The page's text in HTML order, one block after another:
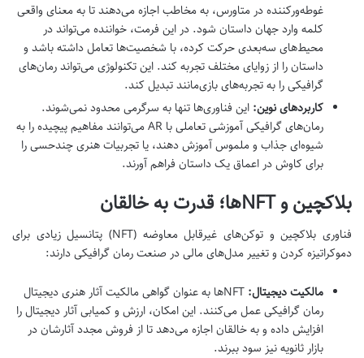
غوطه‌ورکننده در متاورس، به مخاطب اجازه می‌دهند تا به معنای واقعی
کلمه وارد جهان داستان شود. در این فرمت، خواننده می‌تواند در
محیط‌های سه‌بعدی حرکت کرده، با شخصیت‌ها تعامل داشته باشد و
داستان را از زوایای مختلف تجربه کند. این تکنولوژی می‌تواند رمان‌های
گرافیکی را به تجربه‌های بازی‌مانند تبدیل کند.
کاربردهای نوین: این فناوری‌ها تنها به سرگرمی محدود نمی‌شوند.
رمان‌های گرافیکی آموزشی تعاملی با AR می‌توانند مفاهیم پیچیده را به
شیوه‌ای جذاب و ملموس آموزش دهند، یا تجربیات هنری چندحسی را
برای کاوش در اعماق یک داستان فراهم آورند.
بلاکچین و NFTها؛ قدرت به خالقان
فناوری بلاکچین و توکن‌های غیرقابل معاوضه (NFT) پتانسیل زیادی برای
دموکراتیزه کردن و تغییر مدل‌های مالی در صنعت رمان گرافیکی دارند:
مالکیت دیجیتال:
NFTها به عنوان گواهی مالکیت آثار هنری دیجیتال
رمان گرافیکی عمل می‌کنند. این امکان، ارزش و کمیابی آثار دیجیتال را
افزایش داده و به خالقان اجازه می‌دهد تا از فروش مجدد آثارشان در
بازار ثانویه نیز سود ببرند.